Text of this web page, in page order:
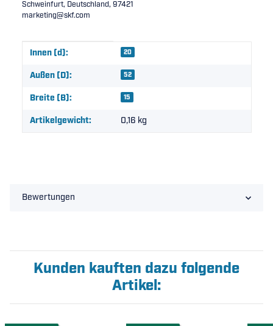
Schweinfurt, Deutschland, 97421
marketing@skf.com
Produkteigenschaft
Wert
Innen (d): 20
Außen (D): 52
Breite (B): 15
Artikelgewicht: 0,16 kg
Bewertungen
Kunden kauften dazu folgende
Artikel: